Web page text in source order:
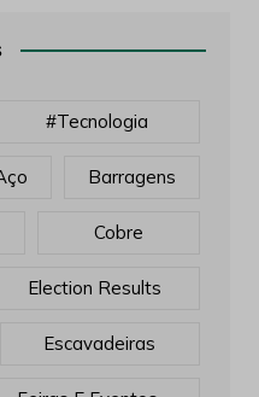
#tecnologia
Barragens
Cobre
Election Results
Escavadeiras